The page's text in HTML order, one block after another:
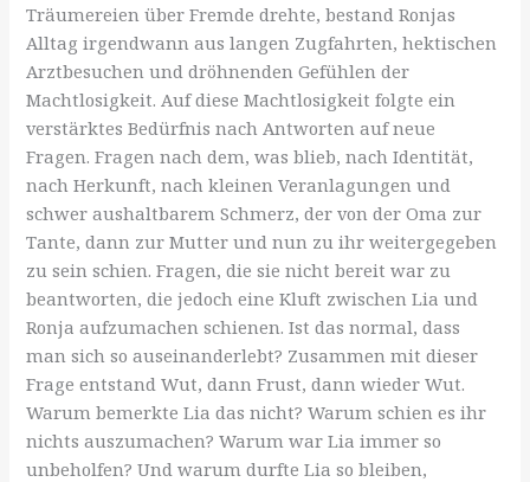
Träumereien über Fremde drehte, bestand Ronjas
Alltag irgendwann aus langen Zugfahrten, hektischen
Arztbesuchen und dröhnenden Gefühlen der
Machtlosigkeit. Auf diese Machtlosigkeit folgte ein
verstärktes Bedürfnis nach Antworten auf neue
Fragen. Fragen nach dem, was blieb, nach Identität,
nach Herkunft, nach kleinen Veranlagungen und
schwer aushaltbarem Schmerz, der von der Oma zur
Tante, dann zur Mutter und nun zu ihr weitergegeben
zu sein schien. Fragen, die sie nicht bereit war zu
beantworten, die jedoch eine Kluft zwischen Lia und
Ronja aufzumachen schienen. Ist das normal, dass
man sich so auseinanderlebt? Zusammen mit dieser
Frage entstand Wut, dann Frust, dann wieder Wut.
Warum bemerkte Lia das nicht? Warum schien es ihr
nichts auszumachen? Warum war Lia immer so
unbeholfen? Und warum durfte Lia so bleiben,